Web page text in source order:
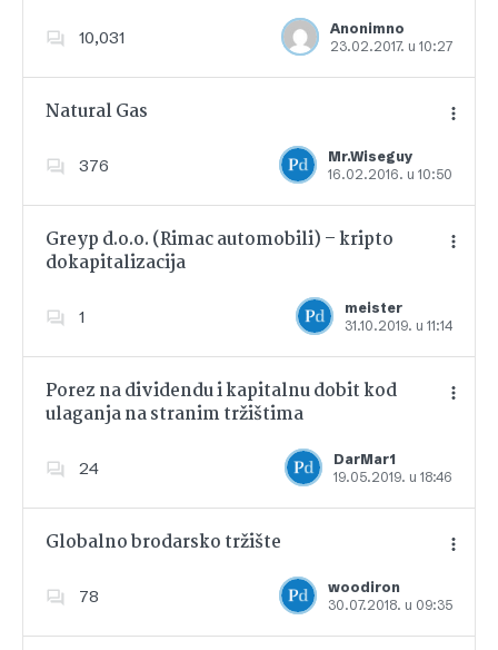
10,031
Anonimno
23.02.2017. u 10:27
Dodajte u favorite
Natural Gas
376
Mr.Wiseguy
16.02.2016. u 10:50
Dodajte u favorite
Greyp d.o.o. (Rimac automobili) – kripto
dokapitalizacija
1
meister
31.10.2019. u 11:14
Dodajte u favorite
Porez na dividendu i kapitalnu dobit kod
ulaganja na stranim tržištima
24
DarMar1
19.05.2019. u 18:46
Dodajte u favorite
Globalno brodarsko tržište
78
woodiron
30.07.2018. u 09:35
Dodajte u favorite